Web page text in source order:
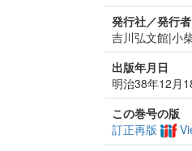
発行社／発行者
吉川弘文館|小
出版年月日
明治38年12月
この巻号の版
訂正再版